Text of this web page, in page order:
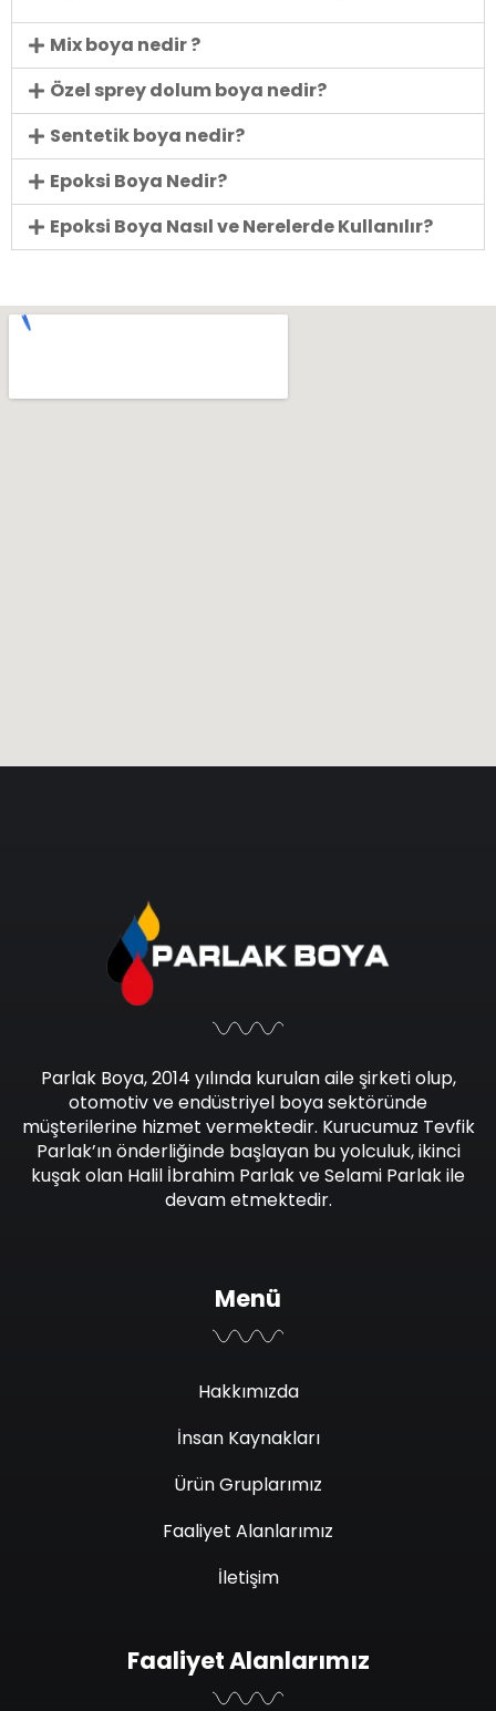
Mix boya nedir ?
Özel sprey dolum boya nedir?
Sentetik boya nedir?
Epoksi Boya Nedir?
Epoksi Boya Nasıl ve Nerelerde Kullanılır?
Parlak Boya, 2014 yılında kurulan aile şirketi olup,
otomotiv ve endüstriyel boya sektöründe
müşterilerine hizmet vermektedir. Kurucumuz Tevfik
Parlak’ın önderliğinde başlayan bu yolculuk, ikinci
kuşak olan Halil İbrahim Parlak ve Selami Parlak ile
devam etmektedir.
Menü
Hakkımızda
İnsan Kaynakları
Ürün Gruplarımız
Faaliyet Alanlarımız
İletişim
Faaliyet Alanlarımız